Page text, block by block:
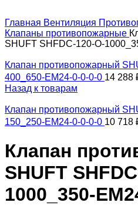
Главная Вентиляция
Клапаны противопожарные
SHUFT SHFDC-120-O-
Клапан противопожарный
400_650-EM24-0-0-0-0 14 288
Назад к товарам
Клапан противопожарный
150_250-EM24-0-0-0-0 10 718
Клапан
SHUFT
1000_350-